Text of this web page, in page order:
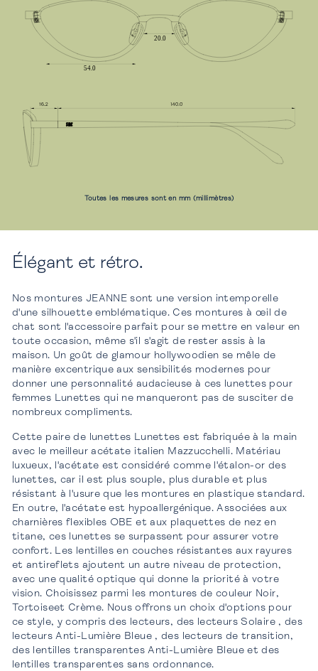
Toutes les mesures sont en mm (millimètres)
Élégant et rétro.
Nos montures JEANNE sont une version intemporelle
d'une silhouette emblématique. Ces montures à œil de
chat sont l'accessoire parfait pour se mettre en valeur en
toute occasion, même s'il s'agit de rester assis à la
maison. Un goût de glamour hollywoodien se mêle de
manière excentrique aux sensibilités modernes pour
donner une personnalité audacieuse à ces lunettes pour
femmes Lunettes qui ne manqueront pas de susciter de
nombreux compliments.
Cette paire de lunettes Lunettes est fabriquée à la main
avec le meilleur acétate italien Mazzucchelli. Matériau
luxueux, l'acétate est considéré comme l'étalon-or des
lunettes, car il est plus souple, plus durable et plus
résistant à l'usure que les montures en plastique standard.
En outre, l'acétate est hypoallergénique. Associées aux
charnières flexibles OBE et aux plaquettes de nez en
titane, ces lunettes se surpassent pour assurer votre
confort. Les lentilles en couches résistantes aux rayures
et antireflets ajoutent un autre niveau de protection,
avec une qualité optique qui donne la priorité à votre
vision. Choisissez parmi les montures de couleur Noir,
Tortoiseet Crème. Nous offrons un choix d'options pour
ce style, y compris des lecteurs, des lecteurs Solaire , des
lecteurs Anti-Lumière Bleue , des lecteurs de transition,
des lentilles transparentes Anti-Lumière Bleue et des
lentilles transparentes sans ordonnance.